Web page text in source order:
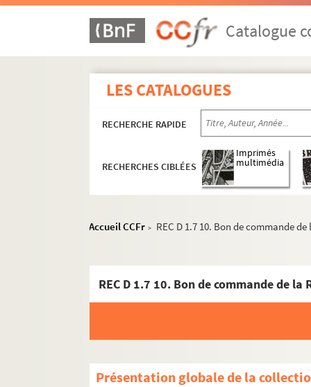
Catalogue
LES CATALOGUES
RECHERCHE RAPIDE
RECHERCHES CIBLÉES
Imprimés
multimédia
Accueil CCFr > REC D 1.7 10. Bon de commande
Présentation globale de la
REC D 1.1-44. Correspondance générale et
REC D 1.1 1. Septembre 1949
REC D 1.5 1-8. Février Août 1954